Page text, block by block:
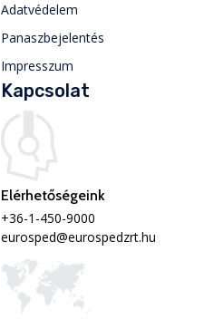
Adatvédelem
Panaszbejelentés
Impresszum
Kapcsolat
Elérhetőségeink
+36-1-450-9000
eurosped@eurospedzrt.hu